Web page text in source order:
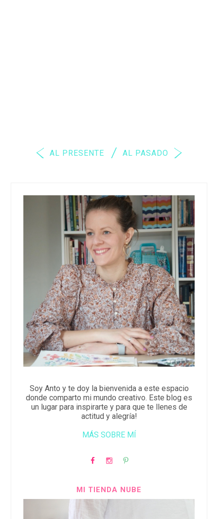
AL PRESENTE AL PASADO
Soy Anto y te doy la bienvenida a este espacio
donde comparto mi mundo creativo. Este blog es
un lugar para inspirarte y para que te llenes de
actitud y alegría!
MÁS SOBRE MÍ
MI TIENDA NUBE